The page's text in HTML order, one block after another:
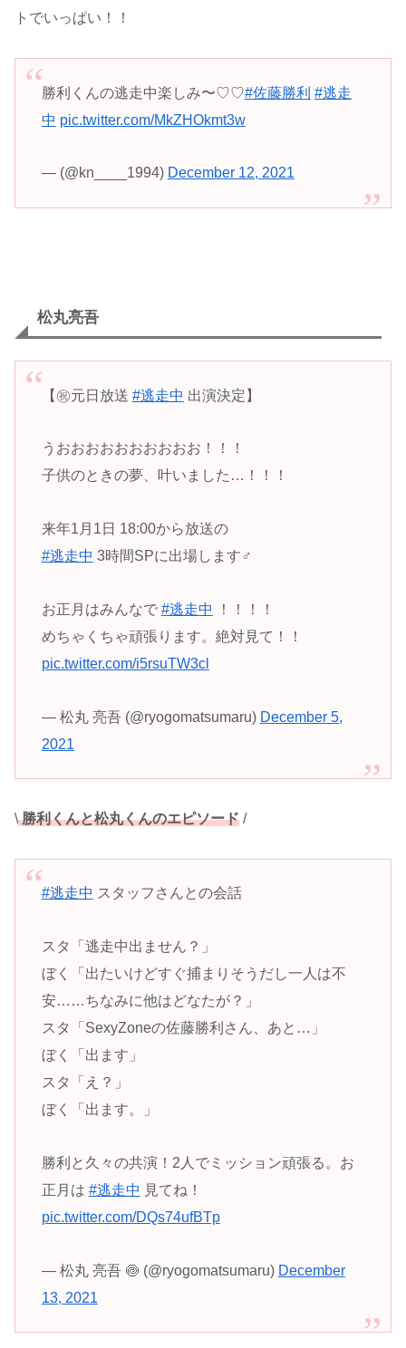
トでいっぱい！！
勝利くんの逃走中楽しみ〜♡♡#佐藤勝利 #逃走
中 pic.twitter.com/MkZHOkmt3w
— (@kn____1994) December 12, 2021
松丸亮吾
【㊗️元日放送 #逃走中 出演決定】
うおおおおおおおおおお！！！
子供のときの夢、叶いました…！！！
来年1月1日 18:00から放送の
#逃走中 3時間SPに出場します‍♂️
お正月はみんなで #逃走中
！！！！
めちゃくちゃ頑張ります。絶対見て！！
pic.twitter.com/i5rsuTW3cl
— 松丸 亮吾 (@ryogomatsumaru) December 5,
2021
\勝利くんと松丸くんのエピソード /
#逃走中 スタッフさんとの会話
スタ「逃走中出ません？」
ぼく「出たいけどすぐ捕まりそうだし一人は不
安……ちなみに他はどなたが？」
スタ「SexyZoneの佐藤勝利さん、あと…」
ぼく「出ます」
スタ「え？」
ぼく「出ます。」
勝利と久々の共演！2人でミッション頑張る。お
正月は #逃走中 見てね！
pic.twitter.com/DQs74ufBTp
— 松丸 亮吾 🍥 (@ryogomatsumaru) December
13, 2021